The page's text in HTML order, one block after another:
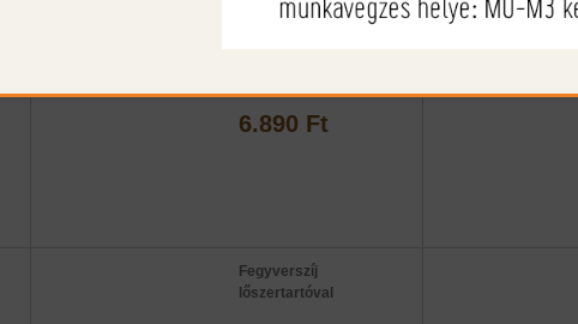
6.890 Ft
Fegyverszíj
lőszertartóval